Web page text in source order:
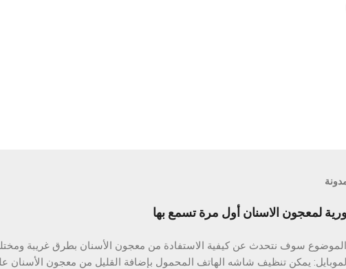
لمعجون الاسنان أول مرة تسمع بها
سوف نتحدث عن كيفية الاستفادة من معجون الأسنان بطرق غريبة
يمكن تنظيف شاشه الهاتف المحمول بإضافة القليل من معجون